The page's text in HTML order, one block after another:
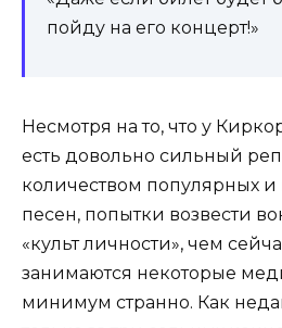
пойду на его концерт!»
Несмотря на то, что у
есть довольно сильный
количеством популярных и
песен, попытки возвести
«культ личности», чем
занимаются некоторые
минимум странно. Как